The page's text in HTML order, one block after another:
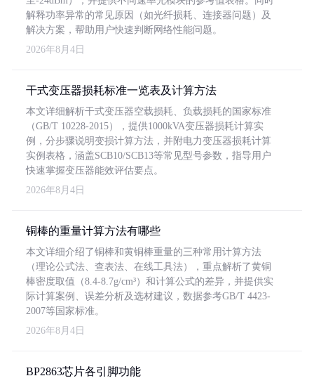
解释功率异常的常见原因（如光纤损耗、连接器问题）及
解决方案，帮助用户快速判断网络性能问题。
2026年8月4日
干式变压器损耗标准一览表及计算方法
本文详细解析干式变压器空载损耗、负载损耗的国家标准
（GB/T 10228-2015），提供1000kVA变压器损耗计算实
例，分步骤说明变损计算方法，并附电力变压器损耗计算
实例表格，涵盖SCB10/SCB13等常见型号参数，指导用户
快速掌握变压器能效评估要点。
2026年8月4日
铜棒的重量计算方法有哪些
本文详细介绍了铜棒和黄铜棒重量的三种常用计算方法
（理论公式法、查表法、在线工具法），重点解析了黄铜
棒密度取值（8.4-8.7g/cm³）和计算公式的差异，并提供实
际计算案例、误差分析及选材建议，数据参考GB/T 4423-
2007等国家标准。
2026年8月4日
BP2863芯片各引脚功能